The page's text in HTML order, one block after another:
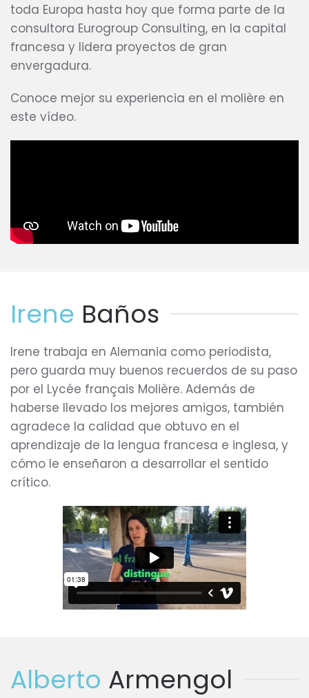
toda Europa hasta hoy que forma parte de la
consultora Eurogroup Consulting, en la capital
francesa y lidera proyectos de gran
envergadura.
Conoce mejor su experiencia en el molière en
este vídeo.
Irene Baños
Irene trabaja en Alemania como periodista,
pero guarda muy buenos recuerdos de su paso
por el Lycée français Molière. Además de
haberse llevado los mejores amigos, también
agradece la calidad que obtuvo en el
aprendizaje de la lengua francesa e inglesa, y
cómo le enseñaron a desarrollar el sentido
crítico.
Alberto Armengol